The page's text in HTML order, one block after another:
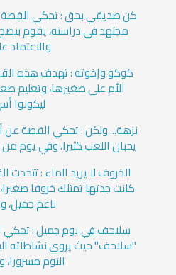
كن صديقي بحق : تحكي
مجتهد في دراسته، يقوم
والاعتماد
كوكو وإخوته : تهدف هذه
الأم على صغيرها، وتعليم
ليكونوا
نزهة... ولكن : تحكي القصة عن
يحبان اللعب كثيرا. وفي يوم من
الخروف لا يريد الماء :
كانت جدتها تمتلك خروفا
ناعم جميل،
سلاحف في يوم جميل :
"سلاحف" حيث يروي نشاطاته
النوم